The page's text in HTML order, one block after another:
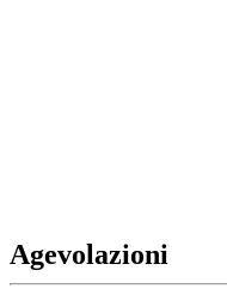
Agevolazioni